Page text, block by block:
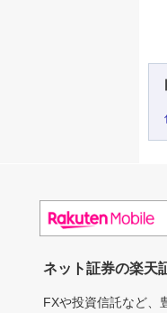
ネット証券の楽天
FXや投資信託など、